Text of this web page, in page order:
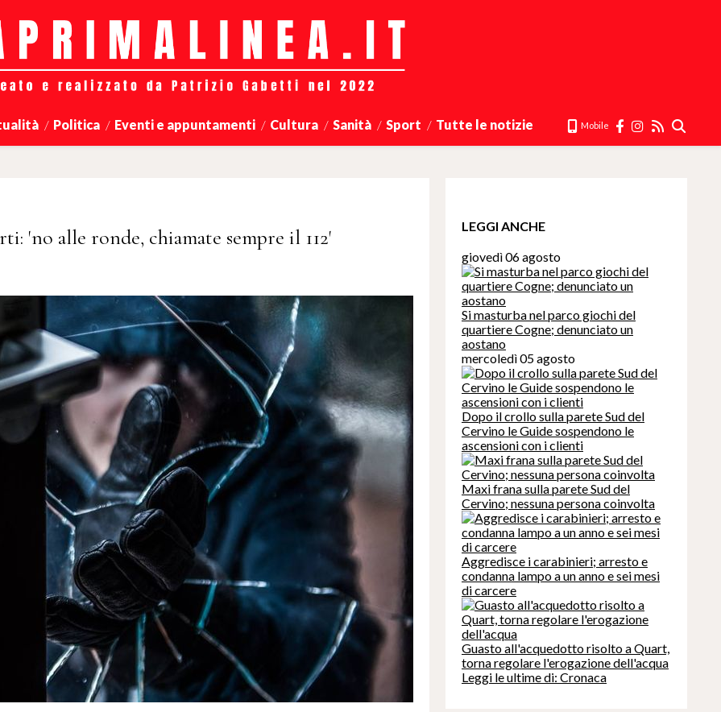
Politica Eventi e appuntamenti Cultura Sanità Sport Tutte le notizie Mobile
'no alle ronde, chiamate sempre il 112'
LEGGI ANCHE
giovedì 06 agosto
Si masturba nel parco giochi del
quartiere Cogne; denunciato un
aostano
mercoledì 05 agosto
Dopo il crollo sulla parete Sud del
Cervino le Guide sospendono le
ascensioni con i clienti
Maxi frana sulla parete Sud del
Cervino; nessuna persona coinvolta
Aggredisce i carabinieri; arresto e
condanna lampo a un anno e sei mesi
di carcere
Guasto all'acquedotto risolto a Quart,
torna regolare l'erogazione dell'acqua
Leggi le ultime di: Cronaca